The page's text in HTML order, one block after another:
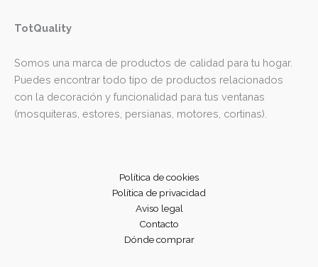
TotQuality
Somos una marca de productos de calidad para tu hogar.
Puedes encontrar todo tipo de productos relacionados
con la decoración y funcionalidad para tus ventanas
(mosquiteras, estores, persianas, motores, cortinas).
Política de cookies
Política de privacidad
Aviso legal
Contacto
Dónde comprar